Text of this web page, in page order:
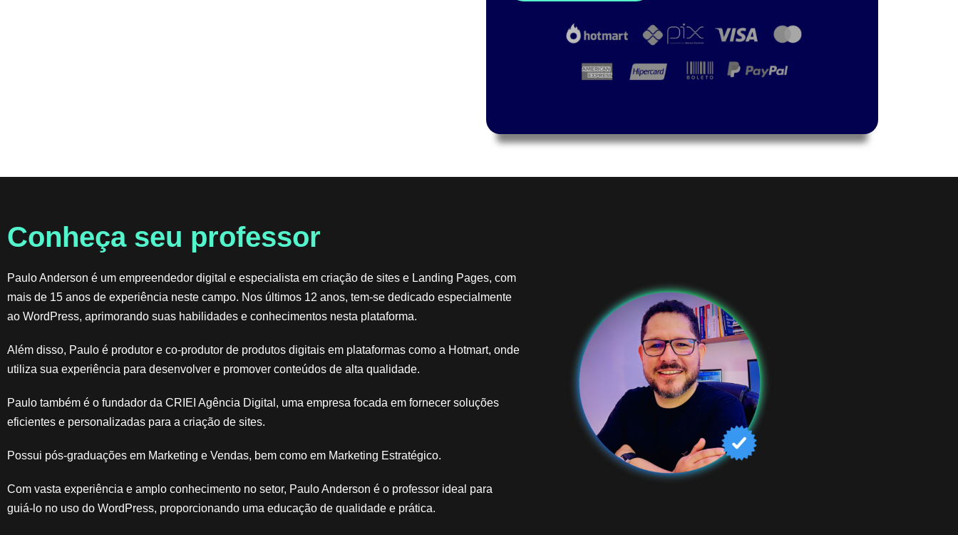
Conheça seu professor​
Paulo Anderson é um empreendedor digital e especialista em criação de sites e Landing Pages, com
mais de 15 anos de experiência neste campo. Nos últimos 12 anos, tem-se dedicado especialmente
ao WordPress, aprimorando suas habilidades e conhecimentos nesta plataforma.
Além disso, Paulo é produtor e co-produtor de produtos digitais em plataformas como a Hotmart, onde
utiliza sua experiência para desenvolver e promover conteúdos de alta qualidade.
Paulo também é o fundador da CRIEI Agência Digital, uma empresa focada em fornecer soluções
eficientes e personalizadas para a criação de sites.
Possui pós-graduações em Marketing e Vendas, bem como em Marketing Estratégico.
Com vasta experiência e amplo conhecimento no setor, Paulo Anderson é o professor ideal para
guiá-lo no uso do WordPress, proporcionando uma educação de qualidade e prática.